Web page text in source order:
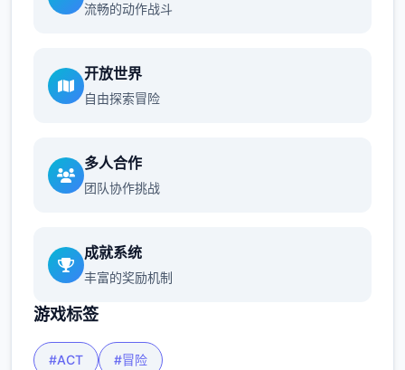
流畅的动作战斗
开放世界
自由探索冒险
多人合作
团队协作挑战
成就系统
丰富的奖励机制
游戏标签
#ACT #冒险